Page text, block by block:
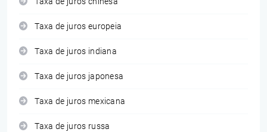
Taxa de juros europeia
Taxa de juros indiana
Taxa de juros japonesa
Taxa de juros mexicana
Taxa de juros russa